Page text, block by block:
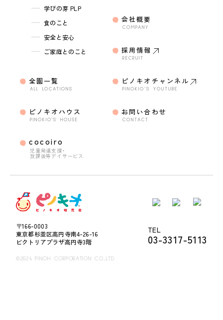
〒166-0003
東京都杉並区高円寺南4-26-16
ビクトリアプラザ高円寺3階
TEL
03-3317-5113
©2024 PINOH CORPORATION CO.,LTD.
学びの芽 PLP
食のこと
安全と安心
ご家庭とのこと
全園一覧
ALL LOCATIONS
ピノキオハウス
PINOKIO'S HOUSE
cocoiro
児童発達支援・
放課後等デイサービス
会社概要
COMPANY
採用情報
RECRUIT
ピノキオチャンネル
PINOKIO’S YOUTUBE
お問い合わせ
CONTACT